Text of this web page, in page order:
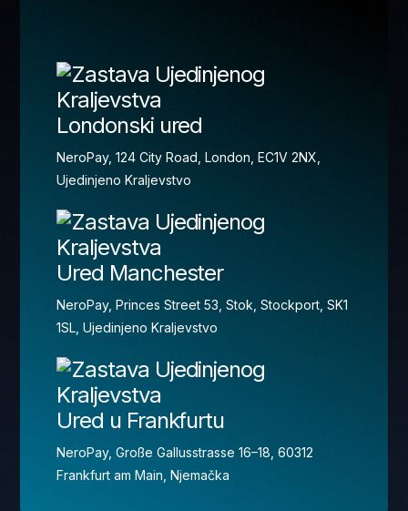
Londonski ured
NeroPay, 124 City Road, London, EC1V 2NX,
Ujedinjeno Kraljevstvo
Ured Manchester
NeroPay, Princes Street 53, Stok, Stockport, SK1
1SL, Ujedinjeno Kraljevstvo
Ured u Frankfurtu
NeroPay, Große Gallusstrasse 16–18, 60312
Frankfurt am Main, Njemačka